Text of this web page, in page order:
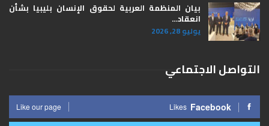
بيان المنظمة العربية لحقوق الإنسان بليبيا ​بشأن
انعقاد…
يوليو 28, 2026
التواصل الاجتماعي
Facebook
Likes
Like our page